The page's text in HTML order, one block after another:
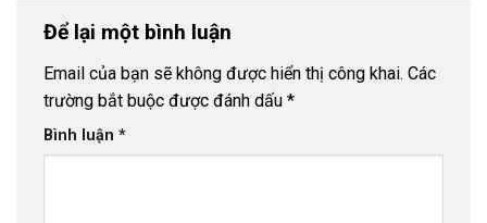
Để lại một bình luận
Email của bạn sẽ không được hiển thị công khai. Các
trường bắt buộc được đánh dấu *
Bình luận *